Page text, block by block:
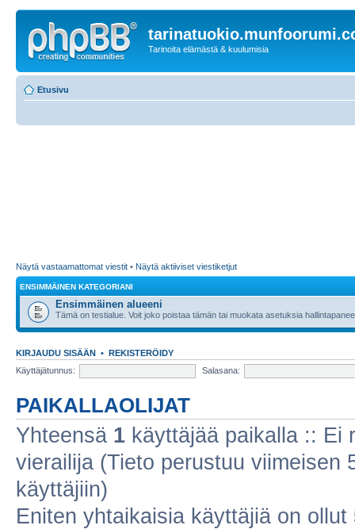
Tarinoita elämästä & kuulumisia
Etusivu
Näytä vastaamattomat viestit • Näytä aktiiviset viestiketjut
ENSIMMÄINEN KATEGORIANI
Ensimmäinen alueeni
Tämä on testialue. Voit joko poistaa tämän tai muokata asetuksia
KIRJAUDU SISÄÄN • REKISTERÖIDY
Käyttäjätunnus:
Salasana:
PAIKALLAOLIJAT
Yhteensä 1 käyttäjää paikalla :: Ei
vierailija (Tieto perustuu viimeisen
käyttäjiin)
Eniten yhtaikaisia käyttäjiä on ollut